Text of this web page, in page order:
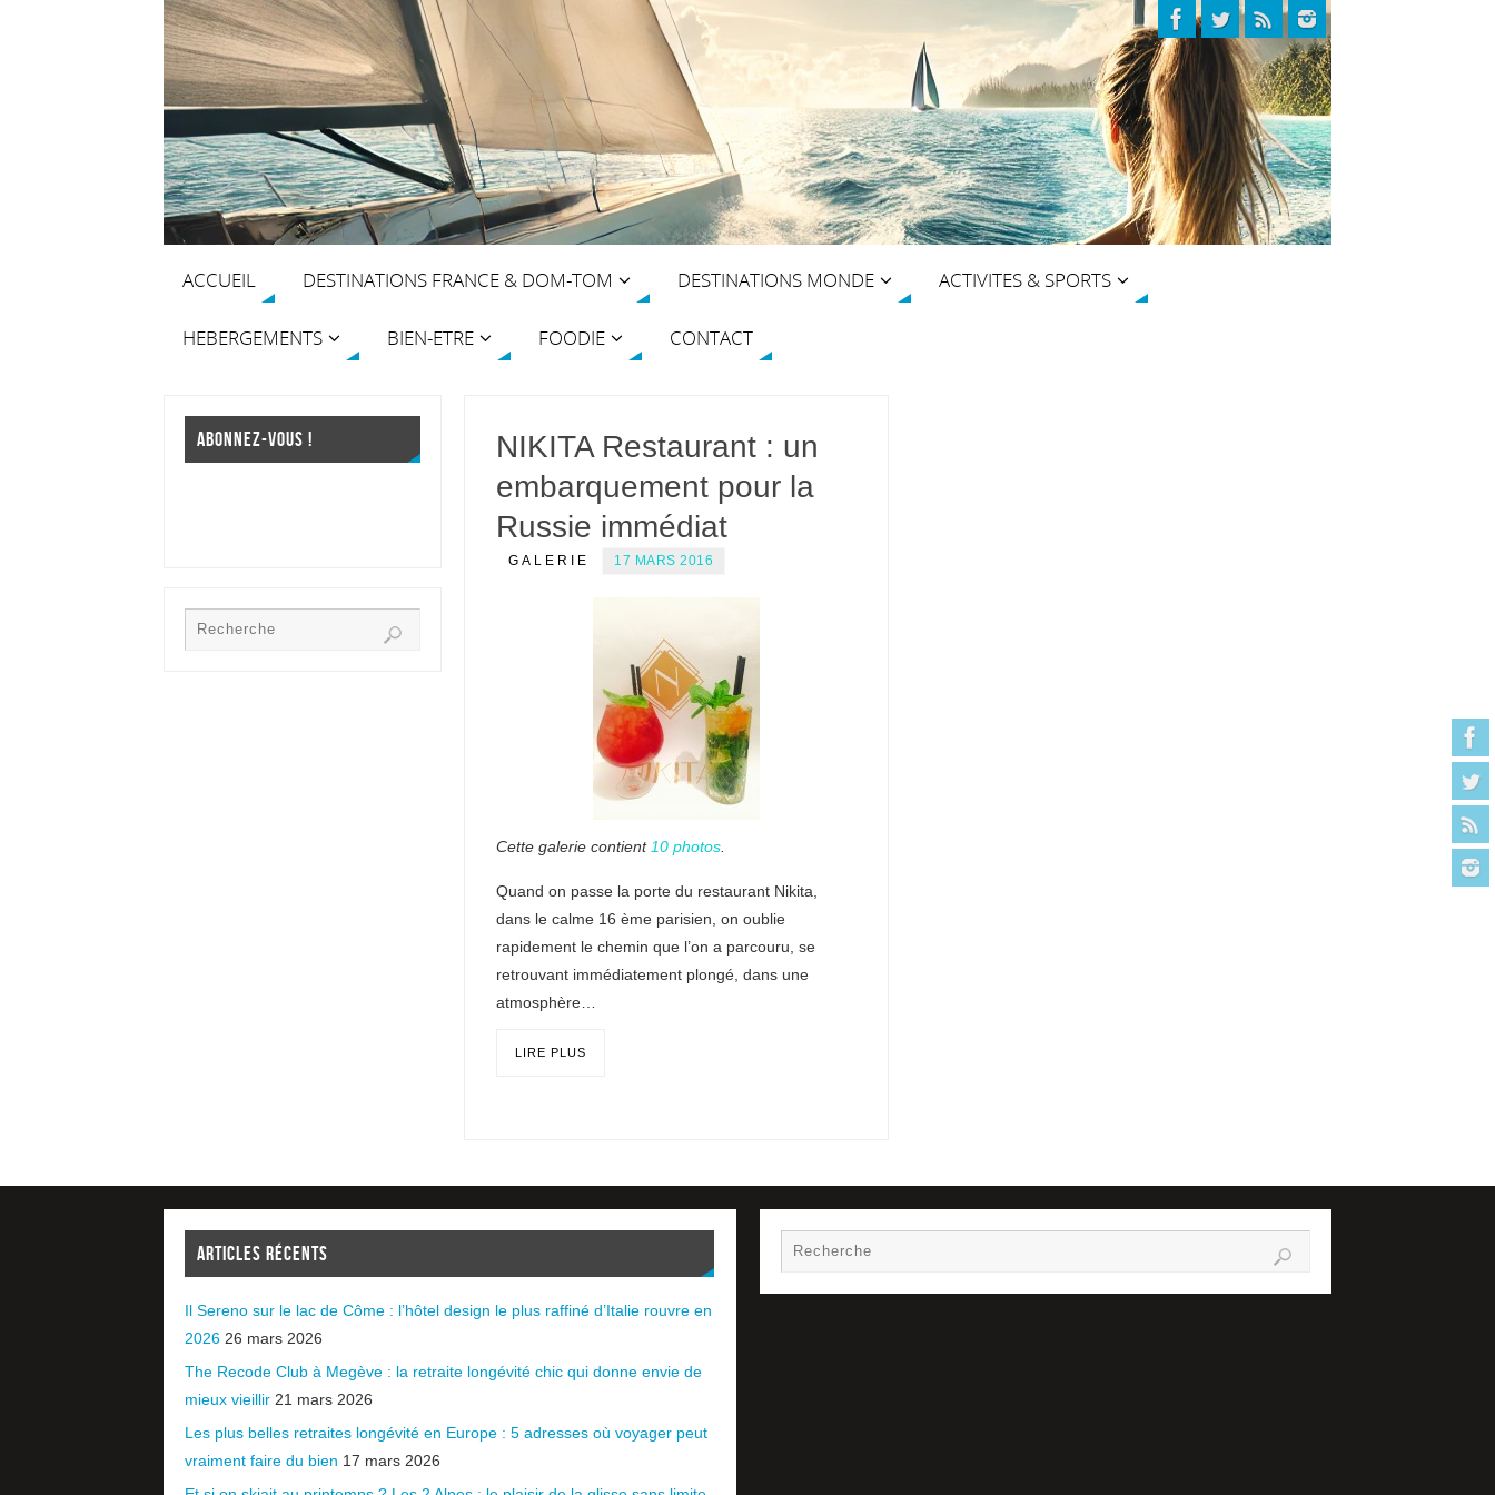
ACCUEIL DESTINATIONS FRANCE & DOM-TOM DESTINATIONS MONDE ACTIVITES & SPORTS
HEBERGEMENTS BIEN-ETRE FOODIE CONTACT
NIKITA Restaurant : un
embarquement pour la
Russie immédiat
GALERIE 17 MARS 2016
Cette galerie contient 10 photos
Quand on passe la porte du restaurant Nikita,
dans le calme 16 ème parisien, on oublie
rapidement le chemin que l’on a parcouru, se
retrouvant immédiatement plongé, dans une
atmosphère…
LIRE PLUS
ABONNEZ-VOUS !
ARTICLES RÉCENTS
Il Sereno sur le lac de Côme : l’hôtel design le plus raffiné d’Italie rouvre en
2026 26 mars 2026
The Recode Club à Megève : la retraite longévité chic qui donne envie de
mieux vieillir 21 mars 2026
Les plus belles retraites longévité en Europe : 5 adresses où voyager peut
vraiment faire du bien 17 mars 2026